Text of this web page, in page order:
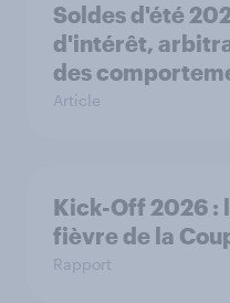
Soldes d'été
d'intérêt,
des
Article
Kick-Off 2026 :
fièvre de la
Rapport